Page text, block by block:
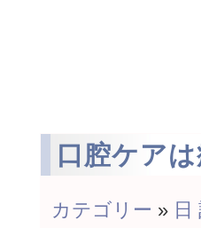
口腔ケア
カテゴリー » 日